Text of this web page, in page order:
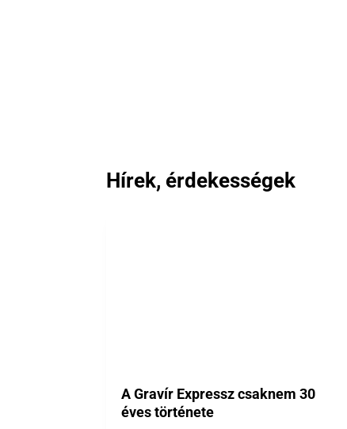
Hírek, érdekességek
A Gravír Expressz csaknem 30
éves története